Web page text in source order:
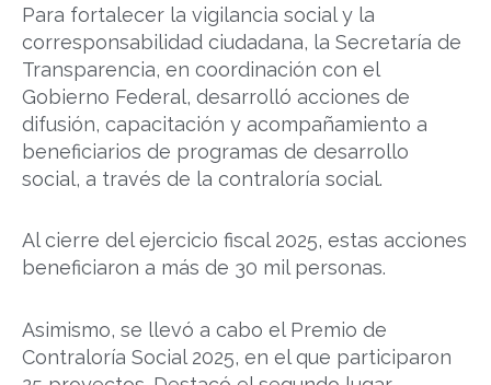
Para fortalecer la vigilancia social y la
corresponsabilidad ciudadana, la Secretaría de
Transparencia, en coordinación con el
Gobierno Federal, desarrolló acciones de
difusión, capacitación y acompañamiento a
beneficiarios de programas de desarrollo
social, a través de la contraloría social.
Al cierre del ejercicio fiscal 2025, estas acciones
beneficiaron a más de 30 mil personas.
Asimismo, se llevó a cabo el Premio de
Contraloría Social 2025, en el que participaron